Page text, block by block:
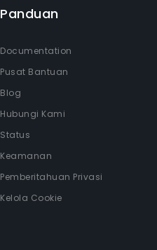
Panduan
Documentation
Pusat Bantuan
Blog
Hubungi Kami
Status
Keamanan
Pemberitahuan Privasi
Kelola Cookie